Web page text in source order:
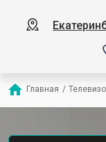
Главная /